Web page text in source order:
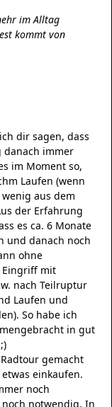
im Alltag
kommt von
dir sagen, dass
danach immer
im Moment so,
Laufen (wenn
aus dem
der Erfahrung
es ca. 6 Monate
und danach noch
ohne
Eingriff mit
nach Teilruptur
Laufen und
So habe ich
in gut
gemacht
einkaufen.
noch
notwendig. In